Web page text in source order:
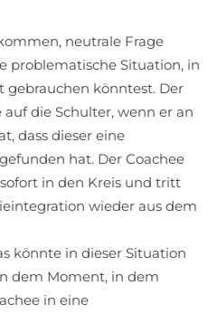
neutrale Frage
problematische Situation, in
gebrauchen könntest. Der
die Schulter, wenn er an
dass dieser eine
hat. Der Coachee
in den Kreis und tritt
wieder aus dem
könnte in dieser Situation
dem Moment, in dem
in eine